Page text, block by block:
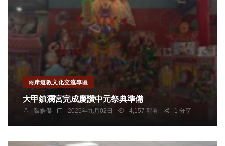
兩岸道教文化交流專區
大甲鎮瀾宮完成慶讚中元祭典準備
張皓傑 2025年九月02日 4,157 觀看 1 分享